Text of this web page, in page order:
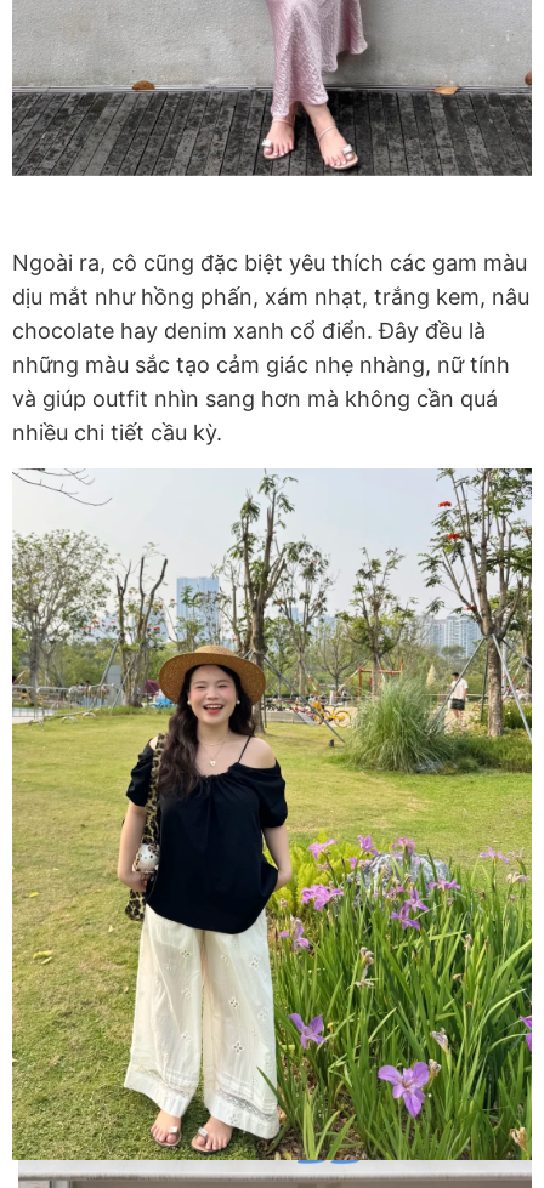
Ngoài ra, cô cũng đặc biệt yêu thích các gam màu
dịu mắt như hồng phấn, xám nhạt, trắng kem, nâu
chocolate hay denim xanh cổ điển. Đây đều là
những màu sắc tạo cảm giác nhẹ nhàng, nữ tính
và giúp outfit nhìn sang hơn mà không cần quá
nhiều chi tiết cầu kỳ.